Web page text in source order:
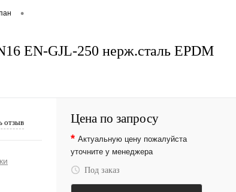
•
EN-GJL-250 нерж.сталь EPDM
отзыв Цена по запросу
* Актуальную цену пожалуйста
уточните у менеджера
Под заказ